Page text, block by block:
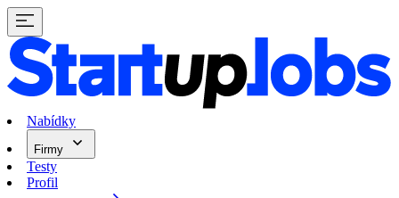
Nabídky
Firmy
Testy
Profil